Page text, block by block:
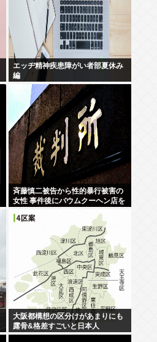
エッヂ精神疾患障がい者部夏休み
編
斉藤慎二被告から性的暴行被害の
女性 事件後にバウムクーヘン店を
に「言葉にできない悔しさと怒
大阪都構想の区分けがあまりにも
露骨&格差すごいと日本人